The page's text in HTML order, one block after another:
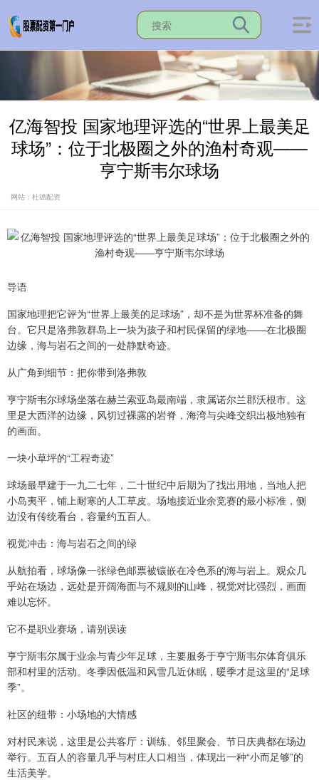
亿海智投 国家地理评选的“世界上最美足
球场”：位于北极圈之外的渔村奇观——
亨宁斯韦尔球场
网站：杜德配资
导语
国家地理把它评为“世界上最美的足球场”，却不是为世界杯准备的舞
台。它只是洛弗敦群岛上一块为孩子和村民保留的绿地——在北极圈
边缘，海与岩石之间的一处静默奇迹。
从广角到细节：把你带到洛弗敦
亨宁斯韦尔球场坐落在赫兰索亚岛最南端，隶属诺尔兰郡沃根市。这
里是大西洋的边缘，风切过裸露的岩脊，海湾与尖峰交织出极地独有
的画面。
一块小草坪的“工程奇迹”
球场最早建于一九二七年，二十世纪中后期为了找出用地，当地人把
小岛夷平，铺上耐寒的人工草皮。场地接近业余竞赛的最小标准，侧
边没有传统看台，容量约五百人。
视觉冲击：海与岩石之间的绿
从航拍看，球场像一张绿色邮票被镶嵌在冷色系的海与岩上。观众几
乎站在场边，远处是开阔海面与不规则的山峰，视觉对比强烈，画面
难以忘怀。
它不是职业赛场，请别误读
亨宁斯韦尔属于业余与青少年足球，主要服务于亨宁斯韦尔体育俱乐
部和村里的活动。冬季因低温和风雪几近休眠，暖季才是这里的“足球
季”。
社区的纽带：小场地的大情感
对村民来说，这里是公共客厅：训练、邻里聚会、节日庆典都在场边
举行。五百人的容量几乎与村庄人口相当，体现出一种“小而足够”的
生活美学。